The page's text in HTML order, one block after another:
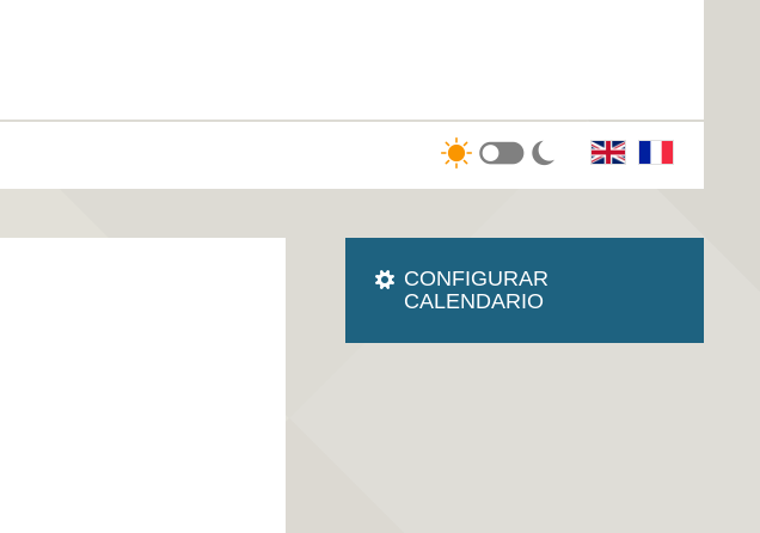
CONFIGURAR
CALENDARIO